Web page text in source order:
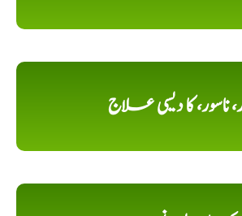
ناسور، کا دیسی علاج